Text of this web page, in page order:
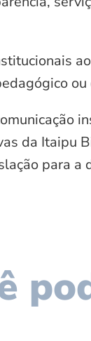
ou
da Itaipu
para a